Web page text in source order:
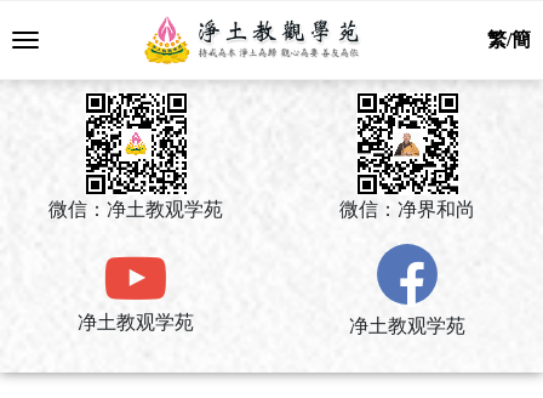
繁/簡
微信：净土教观学苑 微信：净界和尚
净土教观学苑 净土教观学苑